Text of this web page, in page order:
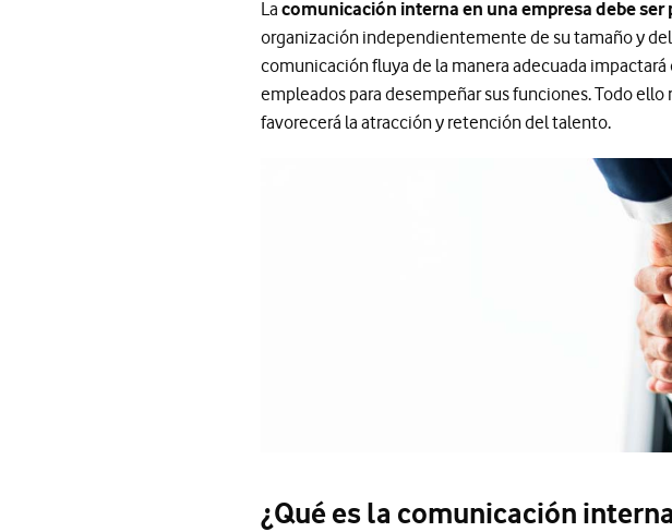
Servicios Cloud
La comunicación interna en una empresa debe ser
organización independientemente de su tamaño y
comunicación fluya de la manera adecuada
empleados para desempeñar sus funciones. Todo
favorecerá la atracción y retención del talento.
¿Qué es la comunicación